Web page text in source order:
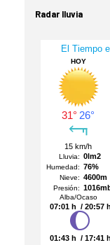
Radar lluvia